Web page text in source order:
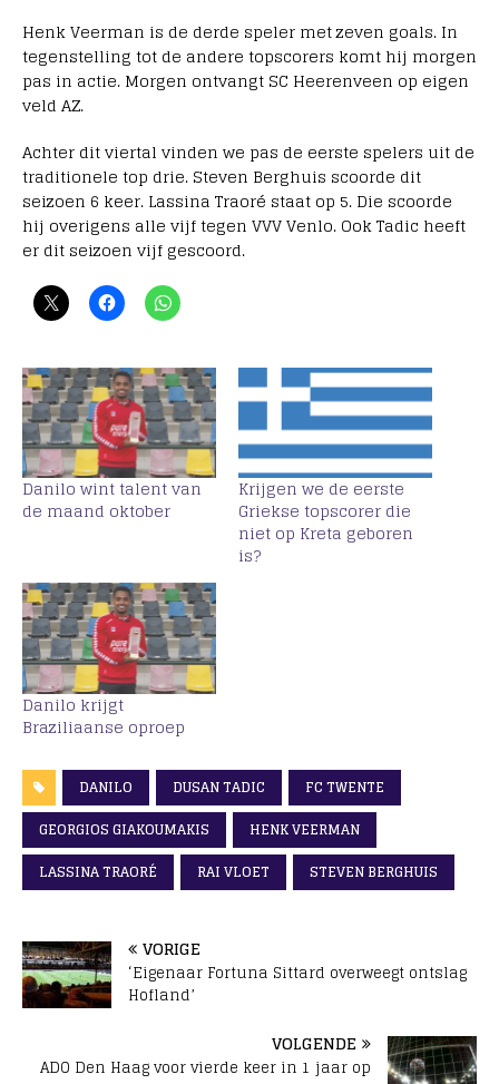
Henk Veerman is de derde speler met zeven goals. In
tegenstelling tot de andere topscorers komt hij morgen
pas in actie. Morgen ontvangt SC Heerenveen op eigen
veld AZ.
Achter dit viertal vinden we pas de eerste spelers uit de
traditionele top drie. Steven Berghuis scoorde dit
seizoen 6 keer. Lassina Traoré staat op 5. Die scoorde
hij overigens alle vijf tegen VVV Venlo. Ook Tadic heeft
er dit seizoen vijf gescoord.
Danilo wint talent van
de maand oktober
Krijgen we de eerste
Griekse topscorer die
niet op Kreta geboren
is?
Danilo krijgt
Braziliaanse oproep
DANILO DUSAN TADIC
FC TWENTE
GEORGIOS GIAKOUMAKIS
HENK VEERMAN
LASSINA TRAORÉ
RAI VLOET STEVEN BERGHUIS
VORIGE
‘Eigenaar Fortuna Sittard overweegt ontslag
Hofland’
VOLGENDE
ADO Den Haag voor vierde keer in 1 jaar op